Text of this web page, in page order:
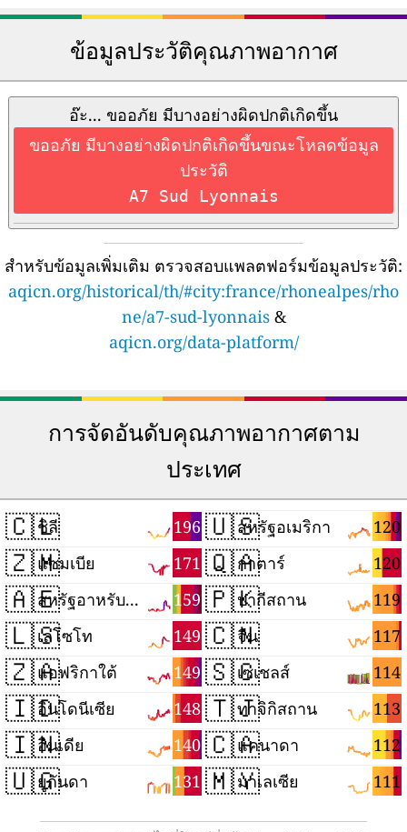
ข้อมูลประวัติคุณภาพอากาศ
อ๊ะ... ขออภัย มีบางอย่างผิดปกติเกิดขึ้น
ขออภัย มีบางอย่างผิดปกติเกิดขึ้นขณะโหลดข้อมูล
ประวัติ
A7 Sud Lyonnais
สำหรับข้อมูลเพิ่มเติม ตรวจสอบแพลตฟอร์มข้อมูลประวัติ:
aqicn.org/historical/th/#city:france/rhonealpes/rho
ne/a7-sud-lyonnais&
aqicn.org/data-platform/
การจัดอันดับคุณภาพอากาศตาม
ประเทศ
🇨🇱 196
ชิลี
🇿🇲 171
แซมเบีย
🇦🇪 159
สหรัฐอาหรับเอมิเรตส์
🇱🇸 149
เลโซโท
🇿🇦 149
แอฟริกาใต้
🇮🇩 148
อินโดนีเซีย
🇮🇳 140
อินเดีย
🇺🇬 131
ยูกันดา
🇺🇸 120
สหรัฐอเมริกา
🇶🇦 120
กาตาร์
🇵🇰 119
ปากีสถาน
🇨🇳 117
จีน
🇸🇨 114
เซเชลส์
🇹🇯 113
ทาจิกิสถาน
🇨🇦 112
แคนาดา
🇲🇾 111
มาเลเซีย